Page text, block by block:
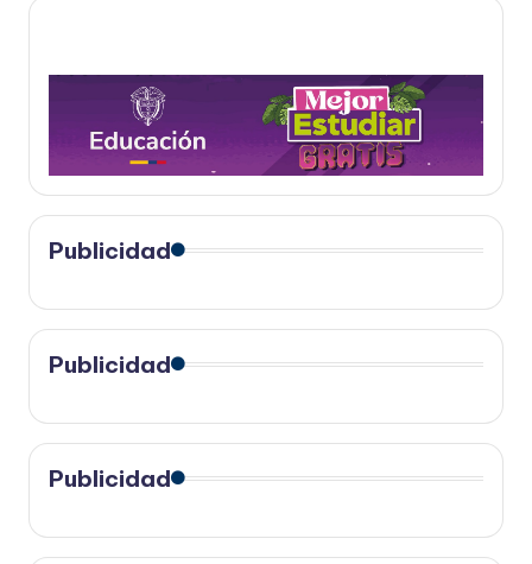
Publicidad
Publicidad
Publicidad